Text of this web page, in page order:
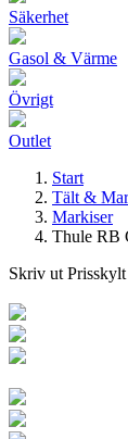
Säkerhet
Gasol & Värme
Övrigt
Outlet
Start
Tält &
Markiser
Thule RB
Skriv ut Prisskylt